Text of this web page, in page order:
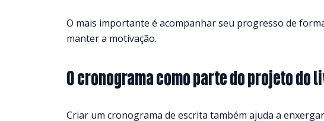
O mais importante é acompanhar seu progresso de
manter a motivação.
O cronograma como parte do projeto do
Criar um cronograma de escrita também ajuda a